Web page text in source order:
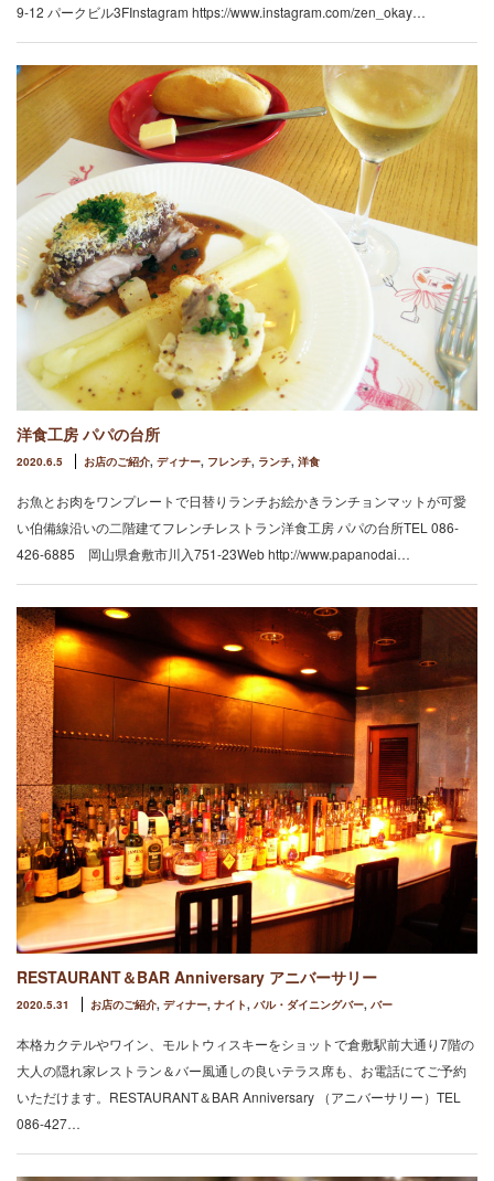
9-12 パークビル3FInstagram https://www.instagram.com/zen_okay…
洋食工房 パパの台所
2020.6.5 お店のご紹介, ディナー, フレンチ, ランチ, 洋食
お魚とお肉をワンプレートで日替りランチお絵かきランチョンマットが可愛
い伯備線沿いの二階建てフレンチレストラン洋食工房 パパの台所TEL 086-
426-6885 岡山県倉敷市川入751-23Web http://www.papanodai…
RESTAURANT＆BAR Anniversary アニバーサリー
2020.5.31 お店のご紹介, ディナー, ナイト, バル・ダイニングバー, バー
本格カクテルやワイン、モルトウィスキーをショットで倉敷駅前大通り7階の
大人の隠れ家レストラン＆バー風通しの良いテラス席も、お電話にてご予約
いただけます。RESTAURANT＆BAR Anniversary （アニバーサリー）TEL
086-427…